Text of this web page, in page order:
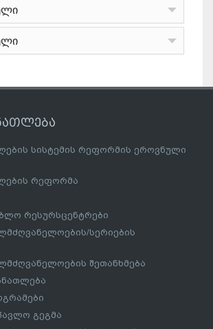
სისტემის რეფორმის ეროვნული
რეფორმა
რესურსცენტრები
სერიების
შეთანხმება
გეგმა